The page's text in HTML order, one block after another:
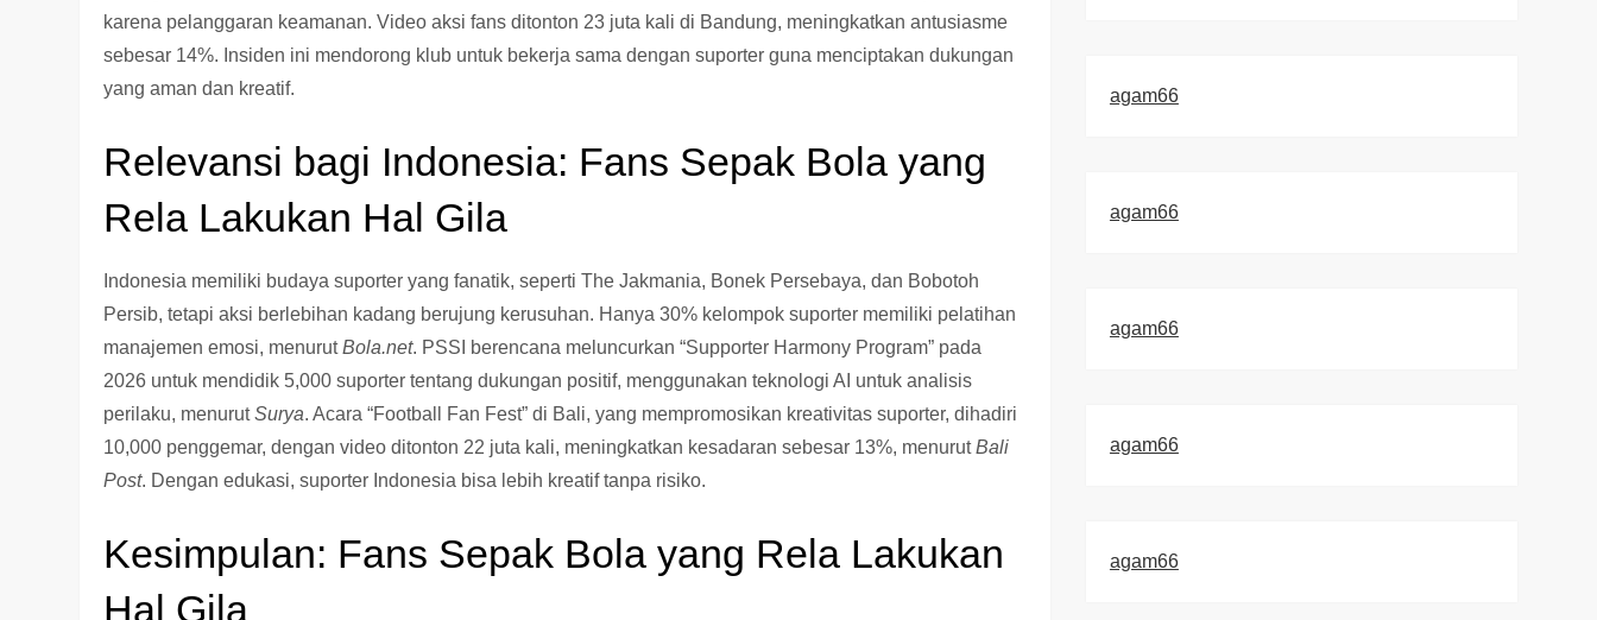
karena pelanggaran keamanan. Video aksi fans ditonton 23 juta kali di Bandung, meningkatkan antusiasme
sebesar 14%. Insiden ini mendorong klub untuk bekerja sama dengan suporter guna menciptakan dukungan
yang aman dan kreatif.
Relevansi bagi Indonesia: Fans Sepak Bola yang
Rela Lakukan Hal Gila
Indonesia memiliki budaya suporter yang fanatik, seperti The Jakmania, Bonek Persebaya, dan Bobotoh
Persib, tetapi aksi berlebihan kadang berujung kerusuhan. Hanya 30% kelompok suporter memiliki pelatihan
manajemen emosi, menurutBola.net. PSSI berencana meluncurkan “Supporter Harmony Program” pada
2026 untuk mendidik 5,000 suporter tentang dukungan positif, menggunakan teknologi AI untuk analisis
perilaku, menurutSurya. Acara “Football Fan Fest” di Bali, yang mempromosikan kreativitas suporter, dihadiri
10,000 penggemar, dengan video ditonton 22 juta kali, meningkatkan kesadaran sebesar 13%, menurutBali
Post. Dengan edukasi, suporter Indonesia bisa lebih kreatif tanpa risiko.
Kesimpulan: Fans Sepak Bola yang Rela Lakukan
Hal Gila
agam66
agam66
agam66
agam66
agam66